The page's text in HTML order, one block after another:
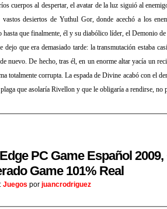
cuerpos al despertar, el avatar de la luz siguió al
desiertos de Yuthul Gor, donde acechó a los
que finalmente, él y su diabólico líder, el Demonio
dejo que era demasiado tarde: la transmutación estaba
nuevo. De hecho, tras él, en un enorme altar yacía un
totalmente corrupta. La espada de Divine acabó con el
que asolaría Rivellon y que le obligaría a rendirse, no
PC Game Español
Game 101% Real
Juegos por juancrodriguez